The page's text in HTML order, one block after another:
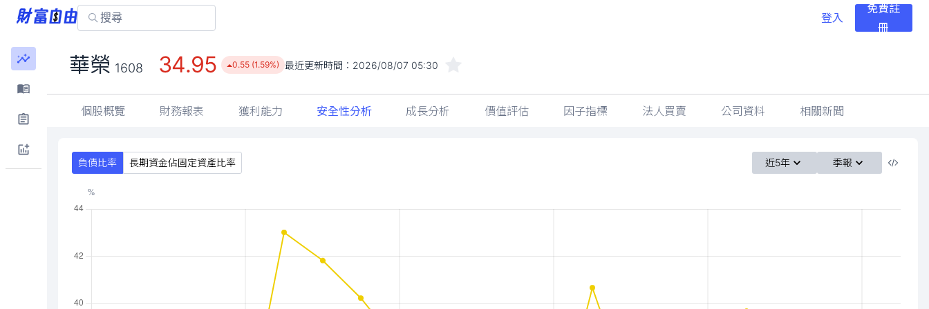
登入
免費註
冊
華榮 1608 34.95 0.55 (1.59%) 最近更新時間： 2026/08/07 05:30
個股概覽 財務報表 獲利能力 安全性分析 成長分析 價值評估 因子指標 法人買賣 公司資料 相關新聞
負債比率 長期資金佔固定資產比率 近5年 季報